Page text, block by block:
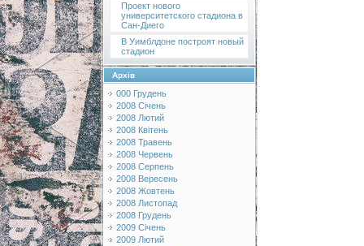
Проект нового
университетского стадиона в
Сан-Диего
В Уимблдоне построят новый
стадион
Архів
000 Грудень
2008 Січень
2008 Лютий
2008 Квітень
2008 Травень
2008 Червень
2008 Серпень
2008 Вересень
2008 Жовтень
2008 Листопад
2008 Грудень
2009 Січень
2009 Лютий